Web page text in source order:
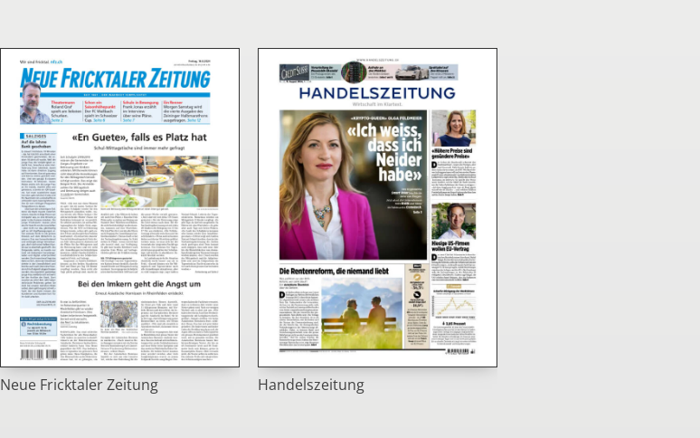
Neue Fricktaler Zeitung Handelszeitung